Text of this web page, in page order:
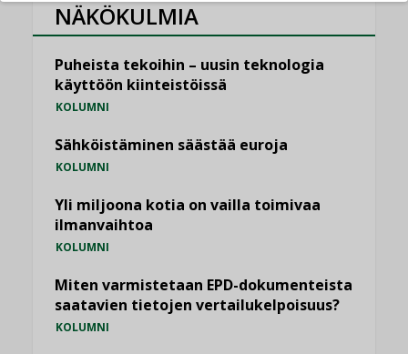
NÄKÖKULMIA
Puheista tekoihin – uusin teknologia
käyttöön kiinteistöissä
KOLUMNI
Sähköistäminen säästää euroja
KOLUMNI
Yli miljoona kotia on vailla toimivaa
ilmanvaihtoa
KOLUMNI
Miten varmistetaan EPD-dokumenteista
saatavien tietojen vertailukelpoisuus?
KOLUMNI